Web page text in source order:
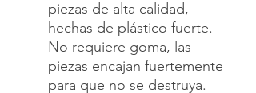
piezas de alta calidad,
hechas de plástico fuerte.
No requiere goma, las
piezas encajan fuertemente
para que no se destruya.